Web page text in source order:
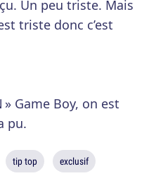
Un peu triste. Mais
triste donc c’est
Game Boy, on est
pu.
tip top exclusif